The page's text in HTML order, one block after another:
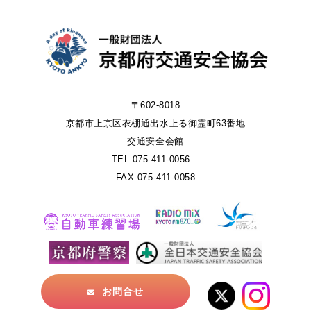
〒602-8018
京都市上京区衣棚通出水上る御霊町63番地
交通安全会館
TEL:075-411-0056
FAX:075-411-0058
お問合せ